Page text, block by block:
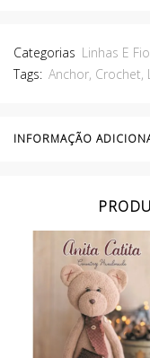
Categorias Linhas E
Tags: Anchor, Crochet,
INFORMAÇÃO